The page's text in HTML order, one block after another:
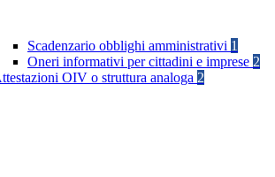
Scadenzario obblighi amministrativi 1
Oneri informativi per cittadini e imprese 2
OIV o struttura analoga 2